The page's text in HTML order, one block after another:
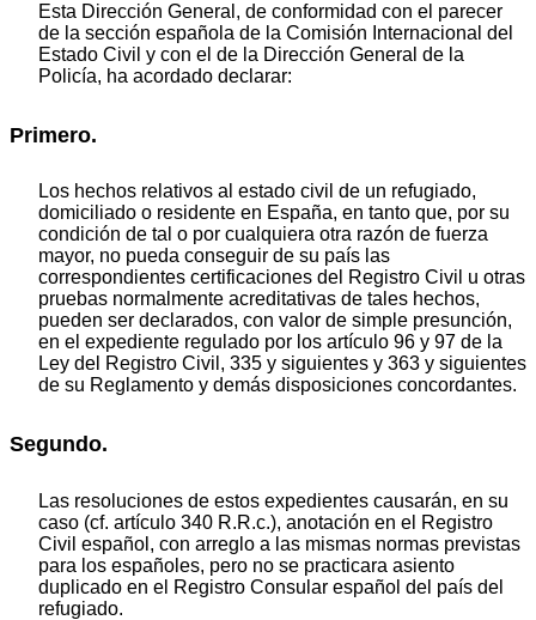
Esta Dirección General, de conformidad con el parecer
de la sección española de la Comisión Internacional del
Estado Civil y con el de la Dirección General de la
Policía, ha acordado declarar:
Primero.
Los hechos relativos al estado civil de un refugiado,
domiciliado o residente en España, en tanto que, por su
condición de tal o por cualquiera otra razón de fuerza
mayor, no pueda conseguir de su país las
correspondientes certificaciones del Registro Civil u otras
pruebas normalmente acreditativas de tales hechos,
pueden ser declarados, con valor de simple presunción,
en el expediente regulado por los artículo 96 y 97 de la
Ley del Registro Civil, 335 y siguientes y 363 y siguientes
de su Reglamento y demás disposiciones concordantes.
Segundo.
Las resoluciones de estos expedientes causarán, en su
caso (cf. artículo 340 R.R.c.), anotación en el Registro
Civil español, con arreglo a las mismas normas previstas
para los españoles, pero no se practicara asiento
duplicado en el Registro Consular español del país del
refugiado.